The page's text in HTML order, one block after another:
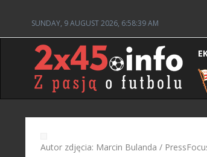
SUNDAY, 9 AUGUST 2026, 6:58:39 AM
Autor zdjęcia: Marcin Bulanda /